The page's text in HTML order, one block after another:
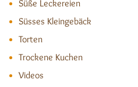
Süße Leckereien
Süsses Kleingebäck
Torten
Trockene Kuchen
Videos